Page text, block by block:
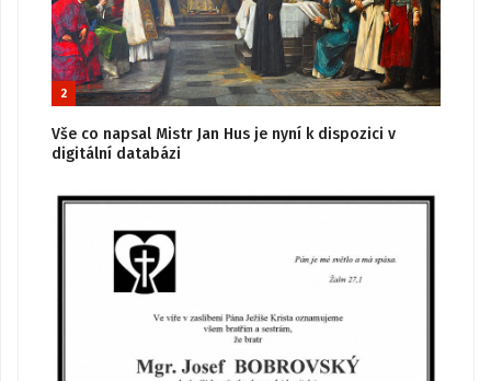
2
Vše co napsal Mistr Jan Hus je nyní k dispozici v
digitální databázi